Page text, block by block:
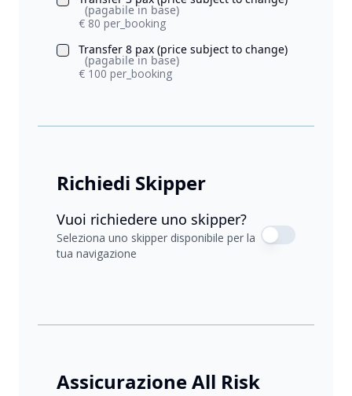
(pagabile in base)
€ 80 per_booking
Transfer 8 pax (price subject to change)
(pagabile in base)
€ 100 per_booking
Richiedi Skipper
Vuoi richiedere uno skipper?
Seleziona uno skipper disponibile per la
tua navigazione
Assicurazione All Risk